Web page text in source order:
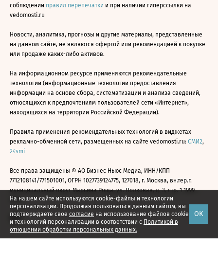
На нашем сайте используются cookie-файлы и технологии
персонализации. Продолжая пользоваться данным сайтом, вы
подтверждаете свое согласие на использование файлов cookie
и технологий персонализации в соответствии с Политикой в
отношении обработки персональных данных.
ОК
соблюдении правил перепечатки и при наличии гиперссылки на
vedomosti.ru
Новости, аналитика, прогнозы и другие материалы, представленные
на данном сайте, не являются офертой или рекомендацией к покупке
или продаже каких-либо активов.
На информационном ресурсе применяются рекомендательные
технологии (информационные технологии предоставления
информации на основе сбора, систематизации и анализа сведений,
относящихся к предпочтениям пользователей сети «Интернет»,
находящихся на территории Российской Федерации).
Правила применения рекомендательных технологий в виджетах
рекламно-обменной сети, размещенных на сайте vedomosti.ru: СМИ2,
24smi
Все права защищены © АО Бизнес Ньюс Медиа, ИНН/КПП
7712108141/771501001, ОГРН 1027739124775, 127018, г. Москва, вн.тер.г.
муниципальный округ Марьина Роща, ул. Полковая, д. 3, стр. 1 1999—
2026